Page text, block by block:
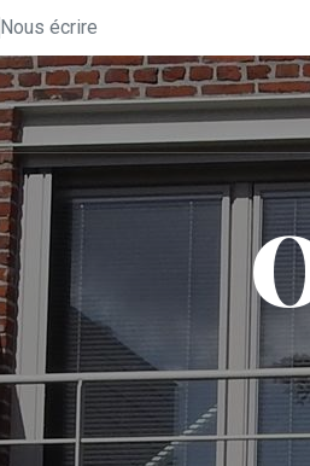
Nous écrire